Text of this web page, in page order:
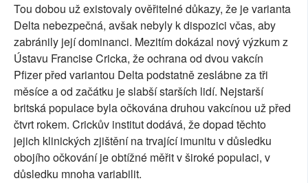
Tou dobou už existovaly ověřitelné důkazy, že je varianta
Delta nebezpečná, avšak nebyly k dispozici včas, aby
zabránily její dominanci. Mezitím dokázal nový výzkum z
Ústavu Francise Cricka, že ochrana od dvou vakcín
Pfizer před variantou Delta podstatně zeslábne za tři
měsíce a od začátku je slabší starších lidí. Nejstarší
britská populace byla očkována druhou vakcínou už před
čtvrt rokem. Crickův institut dodává, že dopad těchto
jejich klinických zjištění na trvající imunitu v důsledku
obojího očkování je obtížné měřit v široké populaci, v
důsledku mnoha variabilit.